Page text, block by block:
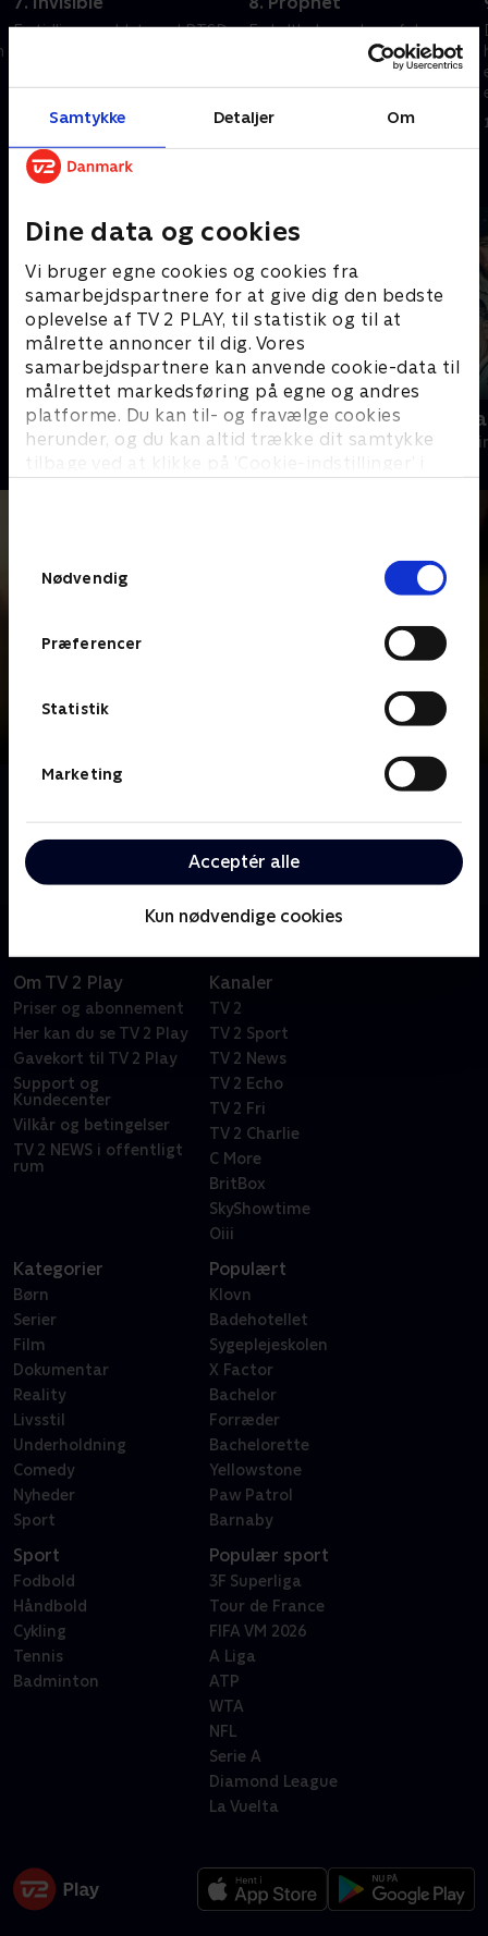
Samtykke Detaljer Om
Dine data og cookies
Vi bruger egne cookies og cookies fra
samarbejdspartnere for at give dig den bedste
oplevelse af TV 2 PLAY, til statistik og til at
målrette annoncer til dig. Vores
samarbejdspartnere kan anvende cookie-data til
målrettet markedsføring på egne og andres
platforme. Du kan til- og fravælge cookies
herunder, og du kan altid trække dit samtykke
tilbage ved at klikke på ’Cookie-indstillinger’ i
Nødvendig
Præferencer
Statistik
Marketing
Acceptér alle
Kun nødvendige cookies
En tidligere soldat med PTSD
Snigskyttens evner sætter
holdet på en prøve.
15. oktober 2025 • 41 min
En kultleder og hans følgere
tager flugten, da han beordrer
mordene på sin egen familie.
Under jagten lærer Jess og
holdet om den selvudnævnte
15. oktober 2025 • 41 min
Andre så også
Farligt krydstogt
Krimi & Spænding • 3 sæsoner
Reindeer
Krimi &
undercover-enhed og forfølger desperate og
livsfarlige kriminelle.
Om TV 2 Play
Priser og abonnement
Her kan du se TV 2 Play
Gavekort til TV 2 Play
Support og
Kundecenter
Vilkår og betingelser
TV 2 NEWS i offentligt
rum
Kanaler
TV 2
TV 2 Sport
TV 2 News
TV 2 Echo
TV 2 Fri
TV 2 Charlie
C More
BritBox
SkyShowtime
Oiii
Kategorier
Børn
Serier
Film
Dokumentar
Reality
Livsstil
Underholdning
Comedy
Nyheder
Sport
Populært
Klovn
Badehotellet
Sygeplejeskolen
X Factor
Bachelor
Forræder
Bachelorette
Yellowstone
Paw Patrol
Barnaby
Sport
Fodbold
Håndbold
Cykling
Tennis
Badminton
Populær sport
3F Superliga
Tour de France
FIFA VM 2026
A Liga
ATP
WTA
NFL
Serie A
Diamond League
La Vuelta